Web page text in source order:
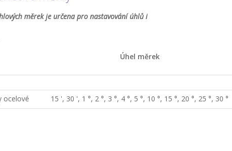
měrek je určena pro nastavování úhlů i
Úhel měrek
ocelové 15 ', 30 ', 1 °, 2 °, 3 °, 4 °, 5 °, 10 °, 15 °, 20 °, 25 °, 30 °